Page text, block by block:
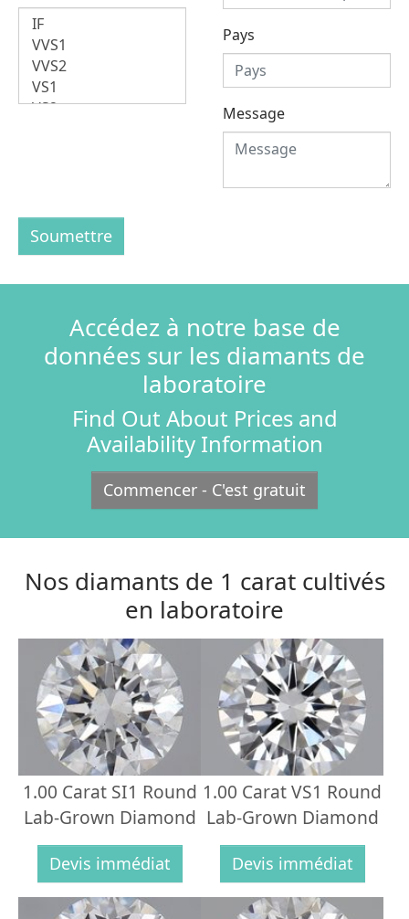
Pays
Message
Soumettre
Accédez à notre base de
données sur les diamants de
laboratoire
Find Out About Prices and
Availability Information
Commencer - C'est gratuit
Nos diamants de 1 carat cultivés
en laboratoire
1.00 Carat SI1 Round
Lab-Grown Diamond
Devis immédiat
1.00 Carat VS1 Round
Lab-Grown Diamond
Devis immédiat